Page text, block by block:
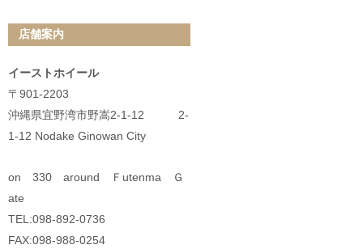
店舗案内
イーストホイール
〒901-2203
沖縄県宜野湾市野嵩2-1-12 2-
1-12 Nodake Ginowan City
on 330 around Ｆutenma Ｇ
ate
TEL:098-892-0736
FAX:098-988-0254